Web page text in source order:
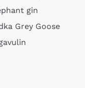
gin
Grey Goose